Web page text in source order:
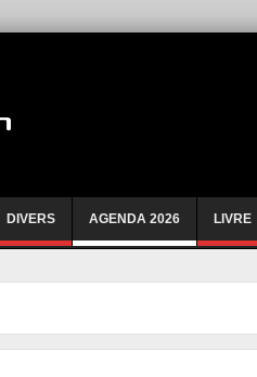
DIVERS AGENDA 2026 LIVRE